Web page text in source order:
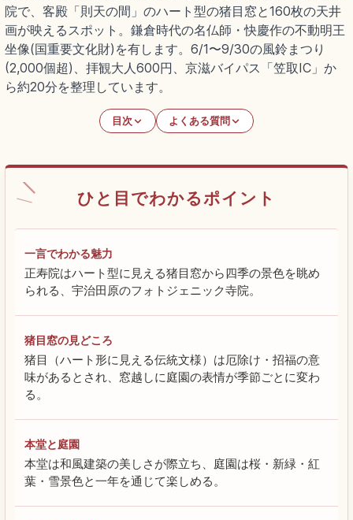
院で、客殿「則天の間」のハート型の猪目窓と160枚の天井
画が映えるスポット。鎌倉時代の名仏師・快慶作の不動明王
坐像(国重要文化財)を有します。6/1〜9/30の風鈴まつり
(2,000個超)、拝観大人600円、京滋バイパス「笠取IC」か
ら約20分を整理しています。
目次 よくある質問
ひと目でわかるポイント
一言でわかる魅力
正寿院はハート型に見える猪目窓から四季の景色を眺め
られる、宇治田原のフォトジェニック寺院。
猪目窓の見どころ
猪目（ハート形に見える伝統文様）は厄除け・招福の意
味があるとされ、窓越しに庭園の表情が季節ごとに変わ
る。
本堂と庭園
本堂は和風建築の美しさが際立ち、庭園は桜・新緑・紅
葉・雪景色と一年を通じて楽しめる。